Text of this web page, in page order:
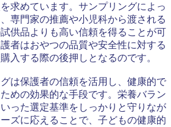
求めています。サンプリングによっ
専門家の推薦や小児科から渡される
供品よりも高い信頼を得ることが可
者はおやつの品質や安全性に対する
入する際の後押しとなるのです。
は保護者の信頼を活用し、健康的で
めの効果的な手段です。栄養バラン
った選定基準をしっかりと守りなが
ズに応えることで、子どもの健康的